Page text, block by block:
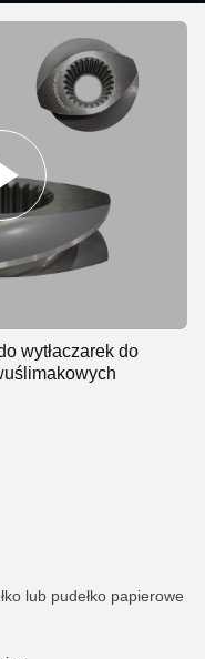
wytłaczarek do
lub pudełko papierowe